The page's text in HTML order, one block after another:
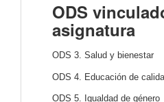
ODS
asignatura
ODS 3. Salud y bienestar
ODS 4. Educación de
ODS 5. Igualdad de género